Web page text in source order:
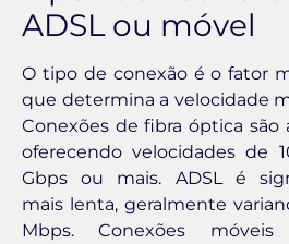
ADSL ou móvel
O tipo de conexão é o fator
que determina a velocidade
Conexões de fibra óptica são
oferecendo velocidades de
Gbps ou mais. ADSL é
mais lenta, geralmente
Mbps. Conexões